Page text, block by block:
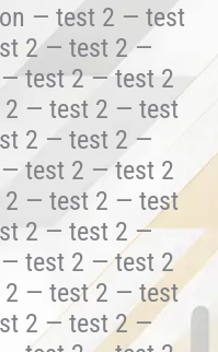
— test 2 — test
2 — test 2 —
test 2 — test 2
— test 2 — test
2 — test 2 —
test 2 — test 2
— test 2 — test
2 — test 2 —
test 2 — test 2
— test 2 — test
2 — test 2 —